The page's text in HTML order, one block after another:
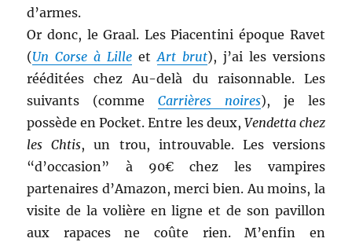
d’armes.
Or donc, le Graal. Les Piacentini époque Ravet
(Un Corse à Lille etArt brut), j’ai les versions
rééditées chez Au-delà du raisonnable. Les
suivants (commeCarrières noires), je les
possède en Pocket. Entre les deux, Vendetta chez
les Chtis, un trou, introuvable. Les versions
“d’occasion” à 90€ chez les vampires
partenaires d’Amazon, merci bien. Au moins, la
visite de la volière en ligne et de son pavillon
aux rapaces ne coûte rien. M’enfin en